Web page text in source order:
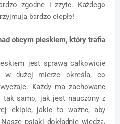
zgodne i zżyte. Każdego
bardzo ciepło!
obcym pieskiem, który trafia
jest sprawą całkowicie
w dużej mierze określa, co
Każdy ma zachowane
tak samo, jak jest nauczony z
ekipie, jakie to ważne, aby
psiaki dokładnie wiedzą,